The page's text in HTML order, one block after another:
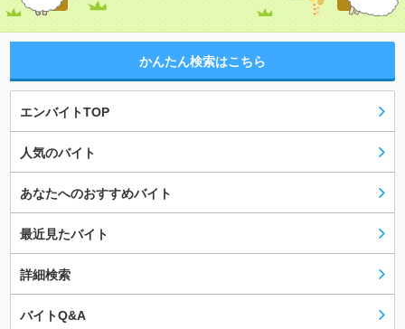
かんたん検索はこちら
エンバイトTOP
人気のバイト
あなたへのおすすめバイト
最近見たバイト
詳細検索
バイトQ&A